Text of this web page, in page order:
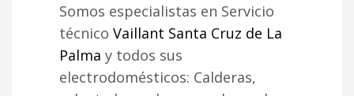
Somos especialistas en Servicio
técnico Vaillant Santa Cruz de La
Palma y todos sus
electrodomésticos: Calderas,